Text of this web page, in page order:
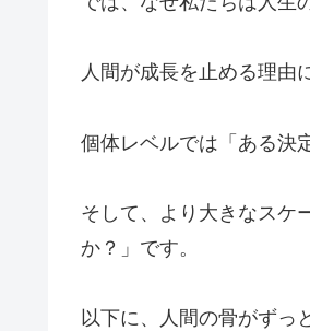
人間が成長を止める理由
個体レベルでは「ある決
そして、より大きなスケ
か？」です。
以下に、人間の骨がずっ